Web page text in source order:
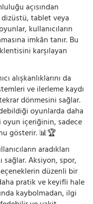
açısından
tablet veya
kullanıcıların
imkân tanır. Bu
karşılayan
alışkanlıklarını da
ve ilerleme kaydı
dönmesini sağlar.
oyunlarda daha
içeriğinin, sadece
gösterir. 📊🏆
aradıkları
sağlar. Aksiyon, spor,
düzenli bir
pratik ve keyifli hale
kaybolmadan, ilgi